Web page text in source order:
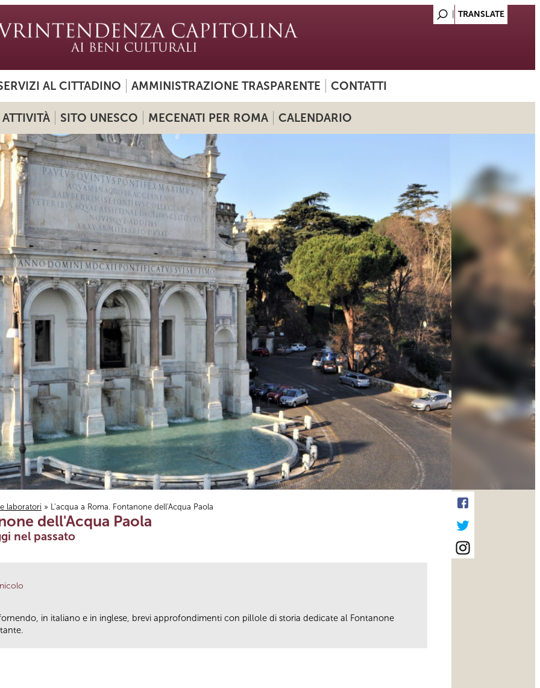
AL CITTADINO AMMINISTRAZIONE TRASPARENTE CONTATTI
ATTIVITÀ SITO UNESCO MECENATI PER ROMA CALENDARIO
laboratori » L'acqua a Roma. Fontanone dell'Acqua Paola
dell'Acqua Paola
nel passato
in italiano e in inglese, brevi approfondimenti con pillole di storia dedicate al Fontanone